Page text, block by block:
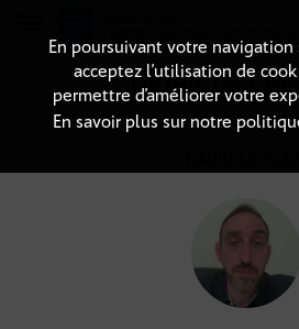
DÉTAIL DE
En poursuivant votre navigation
acceptez l’utilisation de
permettre d’améliorer votre
En savoir plus sur notre